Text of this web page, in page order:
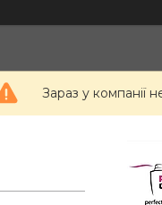
Зараз у компанії